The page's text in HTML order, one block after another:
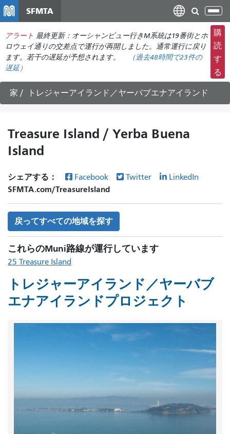
ン
コ
ン
ツ
に
動
SFMTA
ナ
ビ
ゲ
ー
シ
ョ
の
アラート 最終更新：オーシャンビュー行きM系統は19番街とホ
ロウェイ通りの交差点で運行が再開しました。通常運行に戻り
ます。若干の遅延が予想されます。
（過去48時間で23件の
遅延）
購
読
す
る
家 トレジャーアイランド／ヤーバブエナアイランド
Treasure Island / Yerba Buena
Island
シェアする： Facebook Twitter LinkedIn
SFMTA.com/TreasureIsland
戻ってすべての地域を探す
これらのMuni路線が運行しています
25 Treasure Island
トレジャーアイランド／ヤーバブ
エナアイランドプロジェクト